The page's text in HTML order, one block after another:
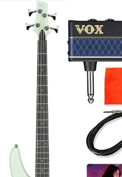
エレキギター
ベース